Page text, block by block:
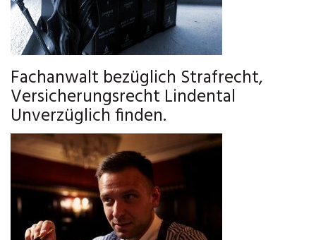
Fachanwalt bezüglich Strafrecht,
Versicherungsrecht Lindental
Unverzüglich finden.